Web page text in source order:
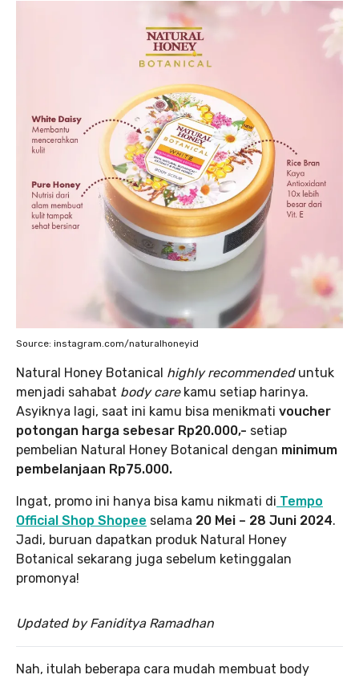
Source: instagram.com/naturalhoneyid
Natural Honey Botanical highly recommendeduntuk
menjadi sahabat body carekamu setiap harinya.
Asyiknya lagi, saat ini kamu bisa menikmati voucher
potongan harga sebesar Rp20.000,- setiap
pembelian Natural Honey Botanical dengan minimum
pembelanjaan Rp75.000.
Ingat, promo ini hanya bisa kamu nikmati di Tempo
Official Shop Shopee selama 20 Mei – 28 Juni 2024.
Jadi, buruan dapatkan produk Natural Honey
Botanical sekarang juga sebelum ketinggalan
promonya!
Updated by Faniditya Ramadhan
Nah, itulah beberapa cara mudah membuat body